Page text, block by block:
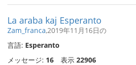
La araba kaj Esperanto
Zam_franca,2019年11月16日の
言語: Esperanto
メッセージ: 16 表示 22906